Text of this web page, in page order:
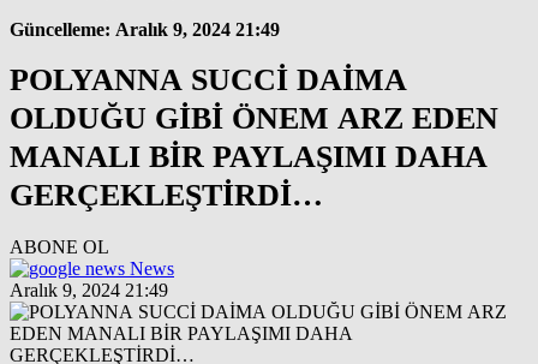
Güncelleme: Aralık 9, 2024 21:49
POLYANNA SUCCİ DAİMA
OLDUĞU GİBİ ÖNEM ARZ EDEN
MANALI BİR PAYLAŞIMI DAHA
GERÇEKLEŞTİRDİ…
ABONE OL
News
Aralık 9, 2024 21:49